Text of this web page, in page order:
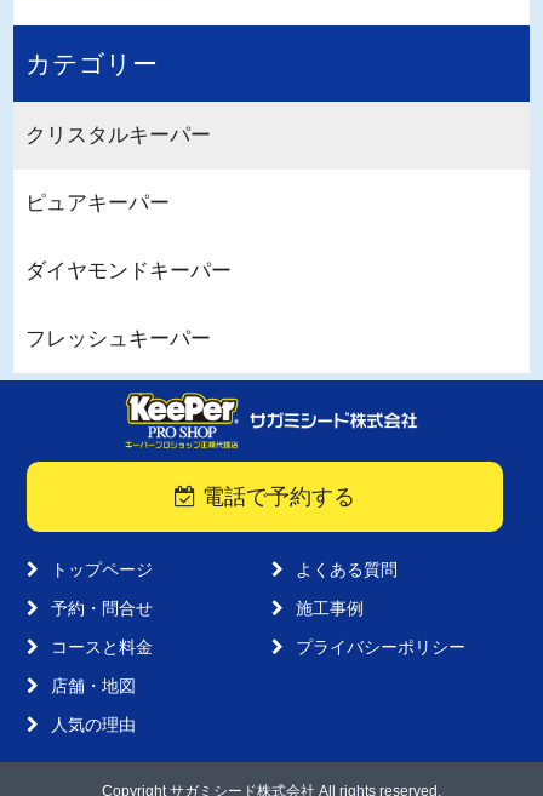
カテゴリー
クリスタルキーパー
ピュアキーパー
ダイヤモンドキーパー
フレッシュキーパー
電話で予約する
トップページ
予約・問合せ
コースと料金
店舗・地図
人気の理由
よくある質問
施工事例
プライバシーポリシー
Copyright サガミシード株式会社 All rights reserved.